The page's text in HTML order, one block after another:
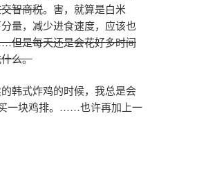
智商税。害，就算是白米
量，减少进食速度，应该也
但是每天还是会花好多时间
么。
韩式炸鸡的时候，我总是会
一块鸡排。……也许再加上一